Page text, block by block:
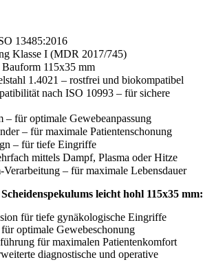
13485:2016
Klasse I (MDR 2017/745)
115x35 mm
1.4021 – rostfrei und biokompatibel
nach ISO 10993 – für sichere
für optimale Gewebeanpassung
– für maximale Patientenschonung
– für tiefe Eingriffe
mittels Dampf, Plasma oder Hitze
– für maximale Lebensdauer
leicht hohl 115x35 mm:
für tiefe gynäkologische Eingriffe
optimale Gewebeschonung
für maximalen Patientenkomfort
diagnostische und operative